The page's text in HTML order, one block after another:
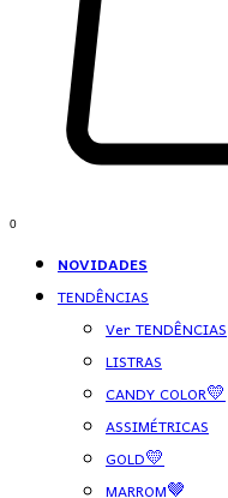
0
NOVIDADES
TENDÊNCIAS
Ver TENDÊNCIAS
LISTRAS
CANDY COLOR💛
ASSIMÉTRICAS
GOLD💛